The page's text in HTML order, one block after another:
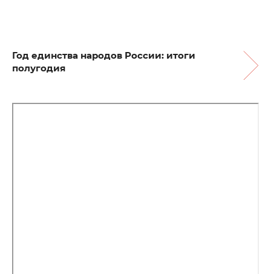
Год единства народов России: итоги
полугодия